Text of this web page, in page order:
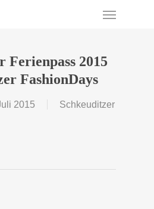
Menu
Ferienpass 2015
FashionDays
2015
Schkeuditzer